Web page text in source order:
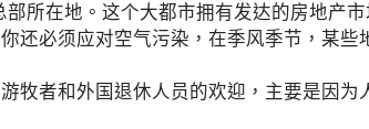
所在地。这个大都市拥有发达的房地产市
还必须应对空气污染，在季风季节，某些
者和外国退休人员的欢迎，主要是因为